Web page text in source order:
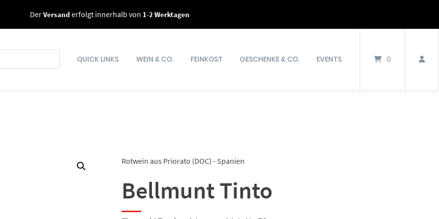
DerVersand erfolgt innerhalb von 1-2 Werktagen
QUICK LINKS WEIN & CO. FEINKOST GESCHENKE & CO. EVENTS 0
Rotwein aus Priorato (DOC) - Spanien
Bellmunt Tinto